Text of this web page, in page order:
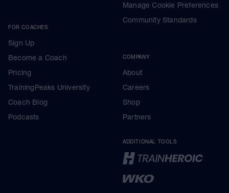
FOR COACHES
Sign Up
Become a Coach
Pricing
TrainingPeaks University
Coach Blog
Podcasts
Manage Cookie Preferences
Community Standards
COMPANY
About
Careers
Shop
Partners
ADDITIONAL TOOLS